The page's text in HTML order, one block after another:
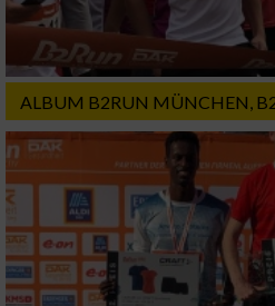
ALBUM B2RUN MÜNCHEN,